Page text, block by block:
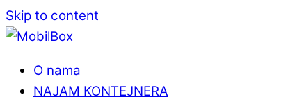
Skip to content
O nama
NAJAM KONTEJNERA